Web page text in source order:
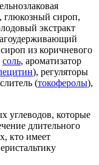
, глюкозный сироп,
экстракт
из коричневого
соль, ароматизатор
), регуляторы
(токоферолы),
углеводов, которые
длительного
кто имеет